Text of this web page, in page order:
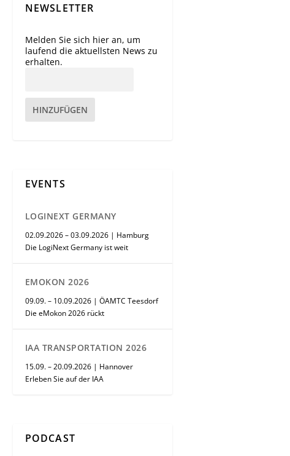
NEWSLETTER
Melden Sie sich hier an, um
laufend die aktuellsten News zu
erhalten.
HINZUFÜGEN
EVENTS
LOGINEXT GERMANY
02.09.2026 – 03.09.2026 | Hamburg
Die LogiNext Germany ist weit
EMOKON 2026
09.09. – 10.09.2026 | ÖAMTC Teesdorf
Die eMokon 2026 rückt
IAA TRANSPORTATION 2026
15.09. – 20.09.2026 | Hannover
Erleben Sie auf der IAA
PODCAST